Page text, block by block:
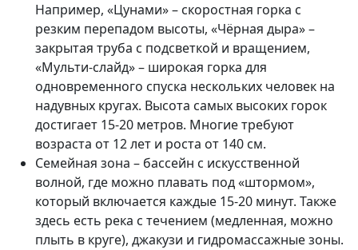
Например, «Цунами» – скоростная горка с
резким перепадом высоты, «Чёрная дыра» –
закрытая труба с подсветкой и вращением,
«Мульти-слайд» – широкая горка для
одновременного спуска нескольких человек на
надувных кругах. Высота самых высоких горок
достигает 15-20 метров. Многие требуют
возраста от 12 лет и роста от 140 см.
Семейная зона – бассейн с искусственной
волной, где можно плавать под «штормом»,
который включается каждые 15-20 минут. Также
здесь есть река с течением (медленная, можно
плыть в круге), джакузи и гидромассажные зоны.